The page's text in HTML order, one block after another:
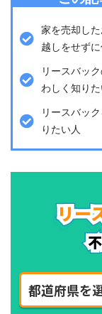
家を売却し
越しをせず
リースバッ
わしく知りた
リースバッ
りたい人